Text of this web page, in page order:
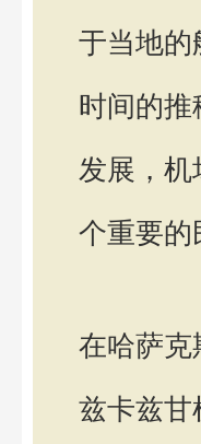
于当地的
时间的推
发展，机
个重要的
在哈萨克
兹卡兹甘